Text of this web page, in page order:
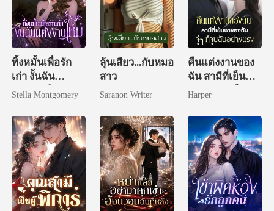
ทิ้งหมั้นเพื่อรัก
เก่า งั้นฉัน
แต่งงานใหม่
Stella Montgomery
ลุ้นเสียว...กับหมอ
สาว
Saranon Writer
คืนแต่งงานของ
ฉัน สามีที่เย็นชา
ของฉันจู่ๆ ก็จูบ
Harper